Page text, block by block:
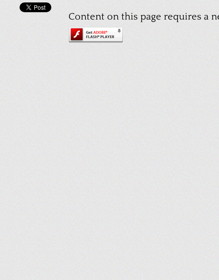
Content on this page requires a